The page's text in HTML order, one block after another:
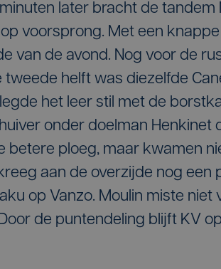
later bracht de tandem
voorsprong. Met een
van de avond. Nog voor de
tweede helft was diezelfde
het leer stil met de
onder doelman Henkinet
betere ploeg, maar kwamen
aan de overzijde nog een
op Vanzo. Moulin miste niet
de puntendeling blijft KV